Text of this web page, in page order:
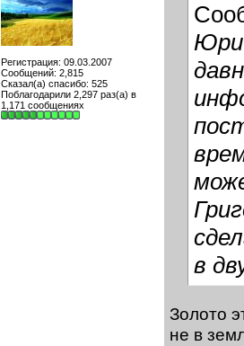
Регистрация: 09.03.2007
Сообщений: 2,815
Сказал(а) спасибо: 525
Поблагодарили 2,297 раз(а) в
1,171 сообщениях
в
Золото
не в